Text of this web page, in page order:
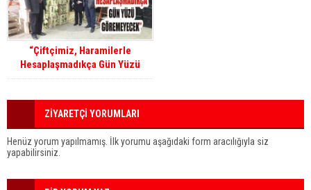
“Çiftçimiz, Haramilerle
Hesaplaşmadıkça Gün Yüzü
Görmeyecek”
ZİYARETÇİ YORUMLARI
Henüz yorum yapılmamış. İlk yorumu aşağıdaki form aracılığıyla siz
yapabilirsiniz.